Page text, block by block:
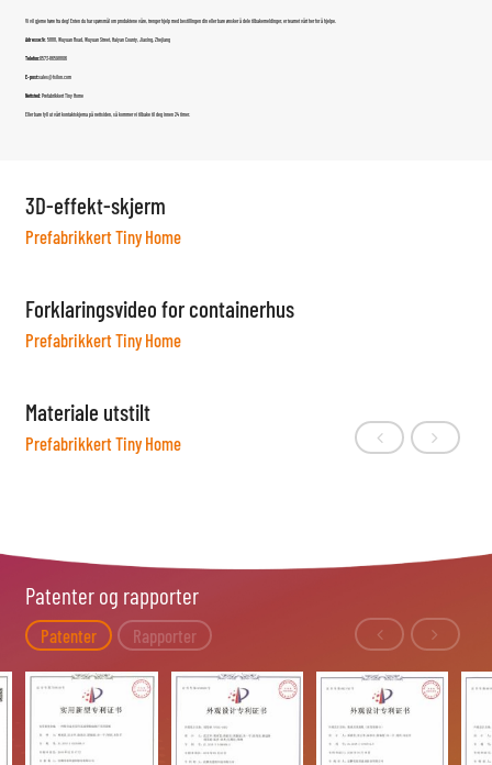
Vi vil gjerne høre fra deg! Enten du har spørsmål om produktene våre, trenger hjelp med bestillingen din eller bare ønsker å dele tilbakemeldinger, er teamet vårt her for å hjelpe.
Adresse:Nr. 5888, Wuyuan Road, Wuyuan Street, Haiyan County, Jiaxing, Zhejiang
Telefon:0573-86598806
E-post:sales@fsilon.com
Nettsted: Prefabrikkert Tiny Home
Eller bare fyll ut vårt kontaktskjema på nettsiden, så kommer vi tilbake til deg innen 24 timer.
3D-effekt-skjerm
Prefabrikkert Tiny Home
Forklaringsvideo for containerhus
Prefabrikkert Tiny Home
Materiale utstilt
Prefabrikkert Tiny Home
Patenter og rapporter
Patenter Rapporter